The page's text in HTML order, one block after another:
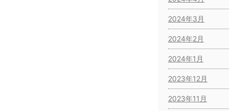
2024年3月
2024年2月
2024年1月
2023年12月
2023年11月